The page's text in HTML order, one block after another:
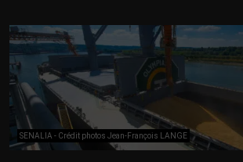
SENALIA - Crédit photos Jean-François LANGE